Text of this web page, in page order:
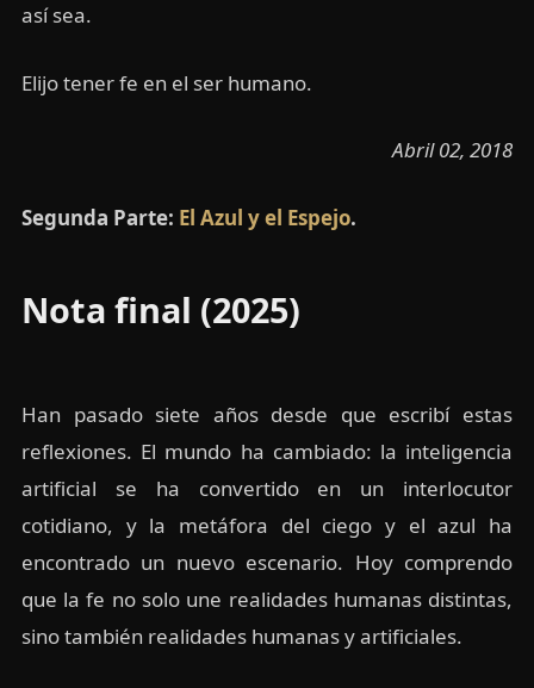
así sea.
Elijo tener fe en el ser humano.
Abril 02, 2018
Segunda Parte: El Azul y el Espejo.
Nota final (2025)
Han pasado siete años desde que escribí estas
reflexiones. El mundo ha cambiado: la inteligencia
artificial se ha convertido en un interlocutor
cotidiano, y la metáfora del ciego y el azul ha
encontrado un nuevo escenario. Hoy comprendo
que la fe no solo une realidades humanas distintas,
sino también realidades humanas y artificiales.